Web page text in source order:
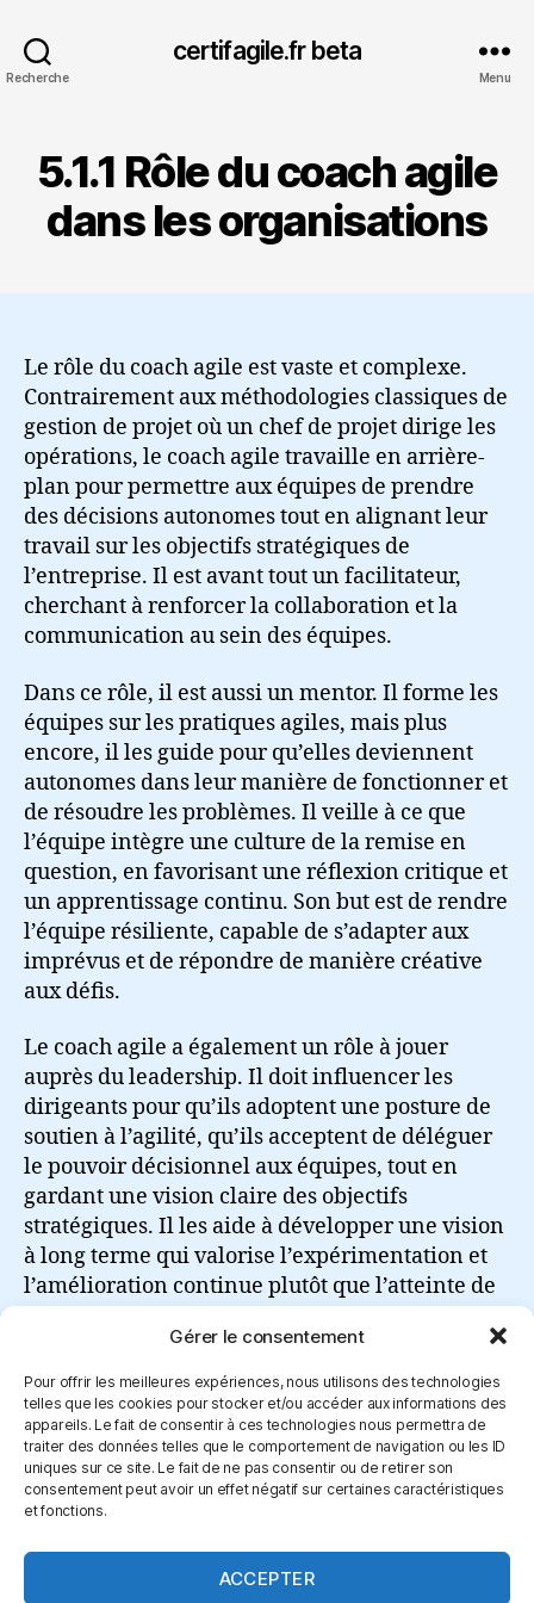
Gérer le consentement
Pour offrir les meilleures expériences, nous utilisons des technologies
telles que les cookies pour stocker et/ou accéder aux informations des
appareils. Le fait de consentir à ces technologies nous permettra de
traiter des données telles que le comportement de navigation ou les ID
uniques sur ce site. Le fait de ne pas consentir ou de retirer son
consentement peut avoir un effet négatif sur certaines caractéristiques
et fonctions.
ACCEPTER
Recherche
certifagile.fr beta
Menu
5.1.1 Rôle du coach agile
dans les organisations
Le rôle du coach agile est vaste et complexe.
Contrairement aux méthodologies classiques de
gestion de projet où un chef de projet dirige les
opérations, le coach agile travaille en arrière-
plan pour permettre aux équipes de prendre
des décisions autonomes tout en alignant leur
travail sur les objectifs stratégiques de
l’entreprise. Il est avant tout un facilitateur,
cherchant à renforcer la collaboration et la
communication au sein des équipes.
Dans ce rôle, il est aussi un mentor. Il forme les
équipes sur les pratiques agiles, mais plus
encore, il les guide pour qu’elles deviennent
autonomes dans leur manière de fonctionner et
de résoudre les problèmes. Il veille à ce que
l’équipe intègre une culture de la remise en
question, en favorisant une réflexion critique et
un apprentissage continu. Son but est de rendre
l’équipe résiliente, capable de s’adapter aux
imprévus et de répondre de manière créative
aux défis.
Le coach agile a également un rôle à jouer
auprès du leadership. Il doit influencer les
dirigeants pour qu’ils adoptent une posture de
soutien à l’agilité, qu’ils acceptent de déléguer
le pouvoir décisionnel aux équipes, tout en
gardant une vision claire des objectifs
stratégiques. Il les aide à développer une vision
à long terme qui valorise l’expérimentation et
l’amélioration continue plutôt que l’atteinte de
Lire la suite